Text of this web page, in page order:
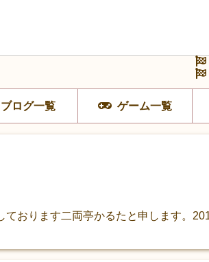
ブログ一覧 ゲーム一覧
おります二両亭かるたと申します。